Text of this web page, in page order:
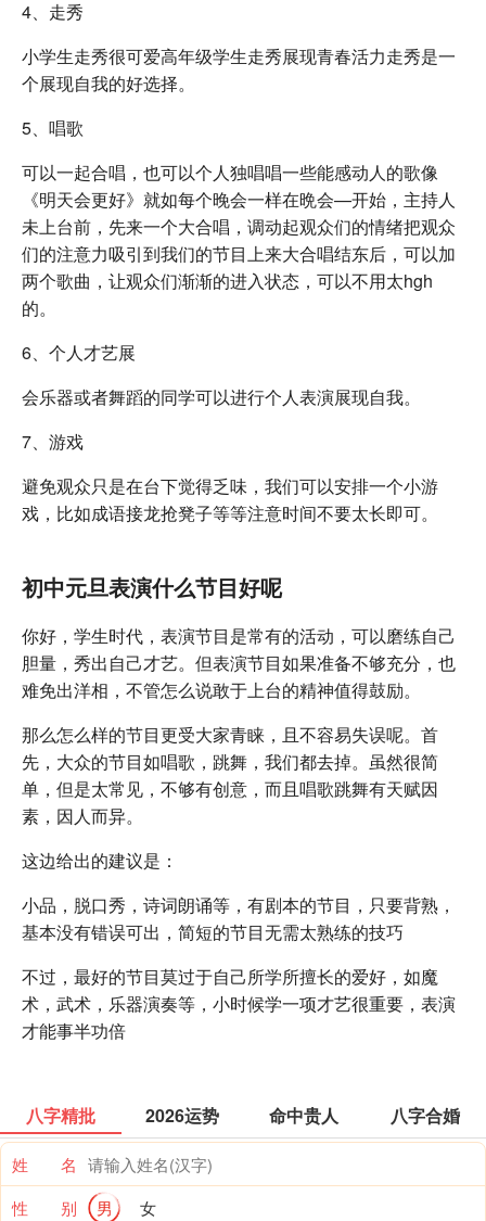
4、走秀
小学生走秀很可爱高年级学生走秀展现青春活力走秀是一
个展现自我的好选择。
5、唱歌
可以一起合唱，也可以个人独唱唱一些能感动人的歌像
《明天会更好》就如每个晚会一样在晩会—开始，主持人
未上台前，先来一个大合唱，调动起观众们的情绪把观众
们的注意力吸引到我们的节目上来大合唱结东后，可以加
两个歌曲，让观众们渐渐的进入状态，可以不用太hgh
的。
6、个人才艺展
会乐器或者舞蹈的同学可以进行个人表演展现自我。
7、游戏
避免观众只是在台下觉得乏味，我们可以安排一个小游
戏，比如成语接龙抢凳子等等注意时间不要太长即可。
初中元旦表演什么节目好呢
你好，学生时代，表演节目是常有的活动，可以磨练自己
胆量，秀出自己才艺。但表演节目如果准备不够充分，也
难免出洋相，不管怎么说敢于上台的精神值得鼓励。
那么怎么样的节目更受大家青睐，且不容易失误呢。首
先，大众的节目如唱歌，跳舞，我们都去掉。虽然很简
单，但是太常见，不够有创意，而且唱歌跳舞有天赋因
素，因人而异。
这边给出的建议是：
小品，脱口秀，诗词朗诵等，有剧本的节目，只要背熟，
基本没有错误可出，简短的节目无需太熟练的技巧
不过，最好的节目莫过于自己所学所擅长的爱好，如魔
术，武术，乐器演奏等，小时候学一项才艺很重要，表演
才能事半功倍
八字精批 2026运势 命中贵人 八字合婚
姓 名
性 别
男
女